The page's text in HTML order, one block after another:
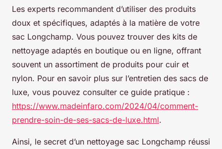
Les experts recommandent d’utiliser des produits
doux et spécifiques, adaptés à la matière de votre
sac Longchamp. Vous pouvez trouver des kits de
nettoyage adaptés en boutique ou en ligne, offrant
souvent un assortiment de produits pour cuir et
nylon. Pour en savoir plus sur l’entretien des sacs de
luxe, vous pouvez consulter ce guide pratique :
https://www.madeinfaro.com/2024/04/comment-
prendre-soin-de-ses-sacs-de-luxe.html.
Ainsi, le secret d’un nettoyage sac Longchamp réussi